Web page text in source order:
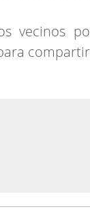
vecinos